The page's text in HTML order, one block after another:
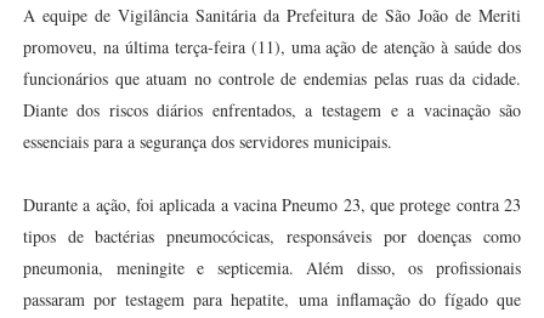
A equipe de Vigilância Sanitária da Prefeitura de São João de Meriti
promoveu, na última terça-feira (11), uma ação de atenção à saúde dos
funcionários que atuam no controle de endemias pelas ruas da cidade.
Diante dos riscos diários enfrentados, a testagem e a vacinação são
essenciais para a segurança dos servidores municipais.
Durante a ação, foi aplicada a vacina Pneumo 23, que protege contra 23
tipos de bactérias pneumocócicas, responsáveis por doenças como
pneumonia, meningite e septicemia. Além disso, os profissionais
passaram por testagem para hepatite, uma inflamação do fígado que